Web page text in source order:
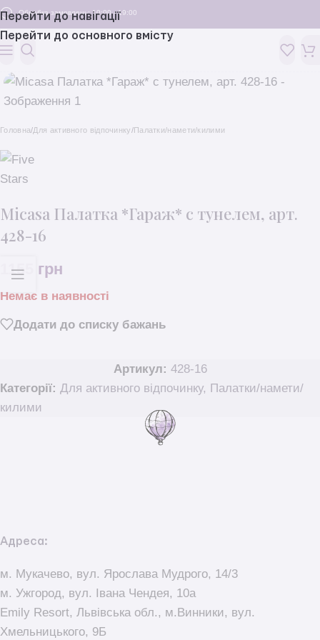
Перейти до навігації
Перейти до основного вмісту
Обробка замовлень: 10:00 - 19:00
Головна/Для активного відпочинку/Палатки/намети/килими
Micasa Палатка *Гараж* с тунелем, арт.
428-16
1155 грн
Немає в наявності
Додати до списку бажань
Артикул: 428-16
Категорії: Для активного відпочинку, Палатки/намети/
килими
Адреса:
м. Мукачево, вул. Ярослава Мудрого, 14/3
м. Ужгород, вул. Івана Чендея, 10а
Emily Resort, Львівська обл., м.Винники, вул.
Хмельницького, 9Б